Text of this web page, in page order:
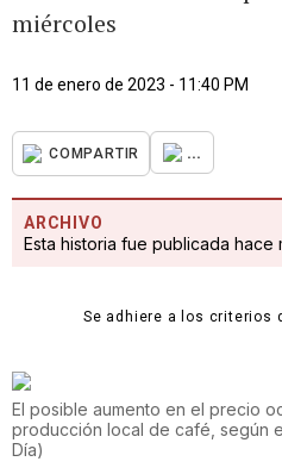
miércoles
11 de enero de 2023 - 11:40 PM
COMPARTIR ...
ARCHIVO
Esta historia fue publicada hace
Se adhiere a los criterios
El posible aumento en el precio
producción local de café, según
Día)